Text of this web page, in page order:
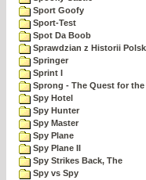
Sport Goofy
Sport-Test
Spot Da Boob
Sprawdzian z Historii
Springer
Sprint I
Sprong - The Quest for
Spy Hotel
Spy Hunter
Spy Master
Spy Plane
Spy Plane II
Spy Strikes Back, The
Spy vs Spy